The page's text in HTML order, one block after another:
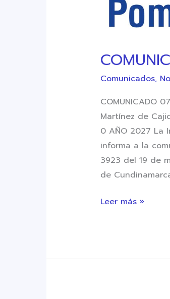
Comunicados,
COMUNICADO
Martínez de
0 AÑO 2027 La
informa a la
3923 del 19 de
de
Leer más »